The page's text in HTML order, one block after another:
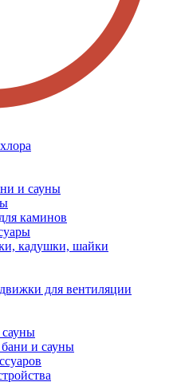
и сауны
каминов
кадушки, шайки
для вентиляции
и сауны